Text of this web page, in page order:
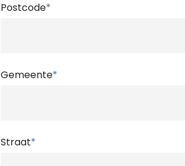
Postcode*
Gemeente*
Straat*